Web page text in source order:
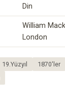
Din
William
London
19.Yüzyıl 1870'ler